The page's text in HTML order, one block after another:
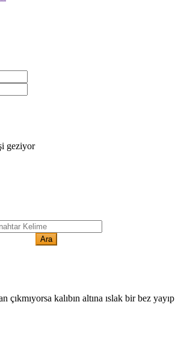
geziyor
çıkmıyorsa kalıbın altına ıslak bir bez yayıp